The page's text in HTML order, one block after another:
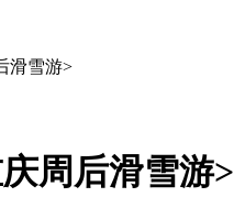
滑雪游>
周后滑雪游>